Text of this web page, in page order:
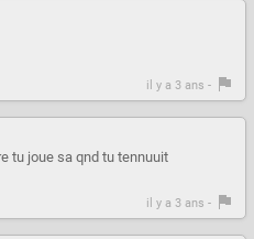
il y a 3 ans -
tu joue sa qnd tu tennuuit
il y a 3 ans -